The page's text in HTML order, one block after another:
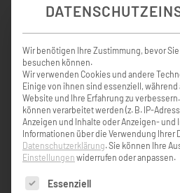
Aufrichtiges Beileid der
viel Kraft, dem Tod der
Wir benötigen Ihre Zustimmung, bevor
besuchen können.
Wir verwenden Cookies und andere
Einige von ihnen sind essenziell,
Website und Ihre Erfahrung zu verbessern.
können verarbeitet werden (z. B. IP-
Anzeigen und Inhalte oder Anzeigen- und
Informationen über die Verwendung Ihrer
Datenschutzerklärung.Sie können Ihre
Einstellungen widerrufen oder anpassen.
Es folgt eine Liste der
Essenziell